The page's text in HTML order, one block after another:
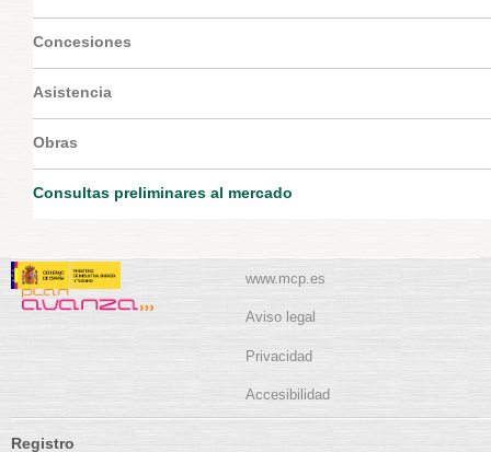
Concesiones
Asistencia
Obras
Consultas preliminares al mercado
www.mcp.es
Aviso legal
Privacidad
Accesibilidad
Registro